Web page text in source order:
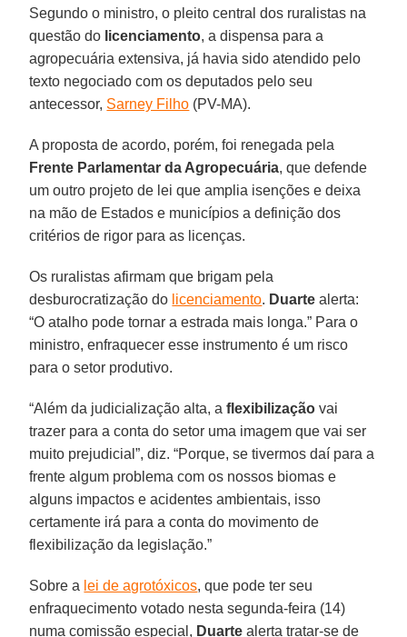
Segundo o ministro, o pleito central dos ruralistas na
questão do licenciamento, a dispensa para a
agropecuária extensiva, já havia sido atendido pelo
texto negociado com os deputados pelo seu
antecessor, Sarney Filho (PV-MA).
A proposta de acordo, porém, foi renegada pela
Frente Parlamentar da Agropecuária, que defende
um outro projeto de lei que amplia isenções e deixa
na mão de Estados e municípios a definição dos
critérios de rigor para as licenças.
Os ruralistas afirmam que brigam pela
desburocratização do licenciamento. Duarte alerta:
“O atalho pode tornar a estrada mais longa.” Para o
ministro, enfraquecer esse instrumento é um risco
para o setor produtivo.
“Além da judicialização alta, aflexibilização vai
trazer para a conta do setor uma imagem que vai ser
muito prejudicial”, diz. “Porque, se tivermos daí para a
frente algum problema com os nossos biomas e
alguns impactos e acidentes ambientais, isso
certamente irá para a conta do movimento de
flexibilização da legislação.”
Sobre a lei de agrotóxicos, que pode ter seu
enfraquecimento votado nesta segunda-feira (14)
numa comissão especial, Duarte alerta tratar-se de